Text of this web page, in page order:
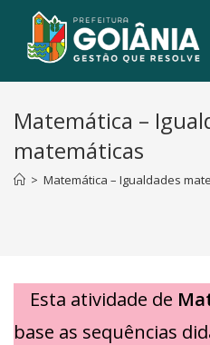
Matemática –
matemáticas
> Matemática – Igualdades
Esta atividade de
base as sequências